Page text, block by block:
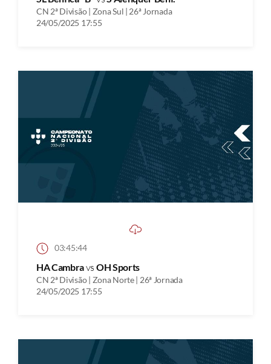
CN 2ª Divisão | Zona Sul | 26ª Jornada
24/05/2025 17:55
03:45:44
HA Cambravs OH Sports
CN 2ª Divisão | Zona Norte | 26ª Jornada
24/05/2025 17:55